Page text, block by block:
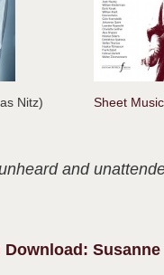
Nitz) Sheet
and
Download: